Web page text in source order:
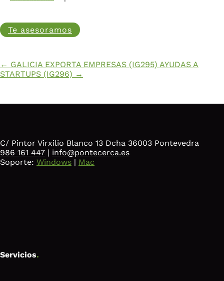
Te asesoramos
← GALICIA EXPORTA EMPRESAS (IG295) AYUDAS A
STARTUPS (IG296) →
C/ Pintor Virxilio Blanco 13 Dcha 36003 Pontevedra
986 161 447 | info@pontecerca.es
Soporte: Windows | Mac
Servicios.